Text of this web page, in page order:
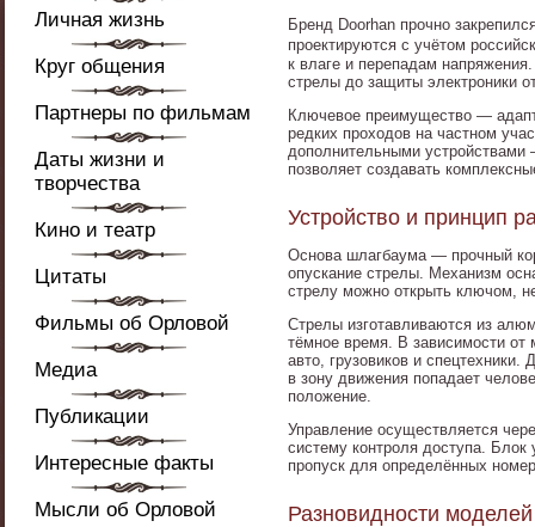
Личная жизнь
Круг общения
Партнеры по фильмам
Даты жизни и
творчества
Кино и театр
Цитаты
Фильмы об Орловой
Медиа
Публикации
Интересные факты
Мысли об Орловой
Бренд Doorhan прочно
проектируются с учётом
к влаге и перепадам
стрелы до защиты электроники
Ключевое преимущество —
редких проходов на частном
дополнительными устройствами
позволяет создавать
Устройство и принцип
Основа шлагбаума — прочный
опускание стрелы. Механизм
стрелу можно открыть ключом,
Стрелы изготавливаются из
тёмное время. В зависимости от
авто, грузовиков и
в зону движения попадает
положение.
Управление осуществляется
систему контроля доступа.
пропуск для определённых
Разновидности